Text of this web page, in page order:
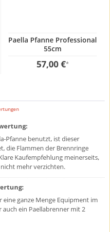
Paella Pfanne Professional
55cm
57,00 €*
Pfanne benutzt, ist dieser
die Flammen der Brennringe
Kaufempfehlung meinerseits,
mehr verzichten.
eine ganze Menge Equipment im
auch ein Paellabrenner mit 2